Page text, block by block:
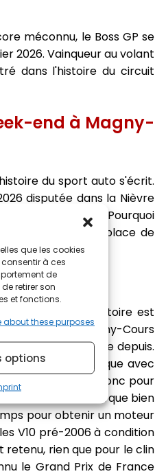
que les cookies
à ces
de
retirer son
et fonctions.
about these purposes
options
méconnu, le Boss GP se
2026. Vainqueur au volant
dans l'histoire du circuit
end à Magny-
du sport auto s'écrit.
disputée dans la Nièvre
tour en 1:20.417. Pourquoi
par une monoplace de
F1.
le clin d'œil à l'histoire est
plus rouler à Magny-Cours
se font rare depuis.
! Si elle embarque avec
avantage donc pour
STR01 embarque bien
pour obtenir un moteur
V10 pré-2006 à condition
rien que pour le clin
le Grand Prix de France